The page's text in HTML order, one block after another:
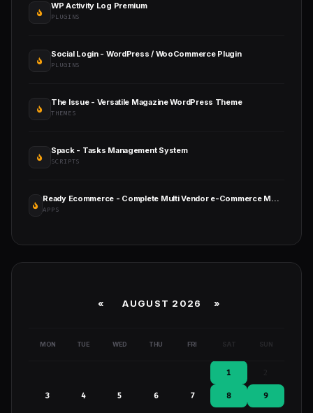
WP Activity Log Premium
PLUGINS
Social Login - WordPress / WooCommerce Plugin
PLUGINS
The Issue - Versatile Magazine WordPress Theme
THEMES
Spack - Tasks Management System
SCRIPTS
Ready Ecommerce - Complete Multi Vendor e-Commerce Mobile App, Customer Website with Store POS
APPS
« AUGUST 2026 »
MON TUE WED THU FRI SAT SUN
1
3 4 5 6 7 8 9